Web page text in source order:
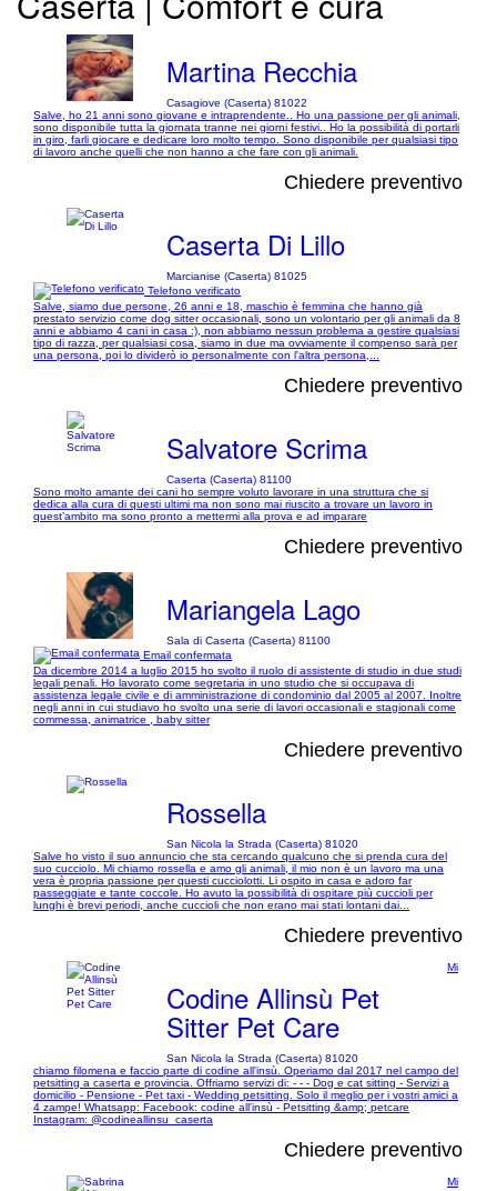
Martina Recchia
Casagiove (Caserta) 81022
Salve, ho 21 anni sono giovane e intraprendente.. Ho una passione per gli animali,
sono disponibile tutta la giornata tranne nei giorni festivi.. Ho la possibilità di portarli
in giro, farli giocare e dedicare loro molto tempo. Sono disponibile per qualsiasi tipo
di lavoro anche quelli che non hanno a che fare con gli animali.
Chiedere preventivo
Caserta Di Lillo
Marcianise (Caserta) 81025
Telefono verificato
Salve, siamo due persone, 26 anni e 18, maschio è femmina che hanno già
prestato servizio come dog sitter occasionali, sono un volontario per gli animali da 8
anni e abbiamo 4 cani in casa :), non abbiamo nessun problema a gestire qualsiasi
tipo di razza, per qualsiasi cosa, siamo in due ma ovviamente il compenso sarà per
una persona, poi lo dividerò io personalmente con l'altra persona,...
Chiedere preventivo
Salvatore Scrima
Caserta (Caserta) 81100
Sono molto amante dei cani ho sempre voluto lavorare in una struttura che si
dedica alla cura di questi ultimi ma non sono mai riuscito a trovare un lavoro in
quest’ambito ma sono pronto a mettermi alla prova e ad imparare
Chiedere preventivo
Mariangela Lago
Sala di Caserta (Caserta) 81100
Email confermata
Da dicembre 2014 a luglio 2015 ho svolto il ruolo di assistente di studio in due studi
legali penali. Ho lavorato come segretaria in uno studio che si occupava di
assistenza legale civile e di amministrazione di condominio dal 2005 al 2007. Inoltre
negli anni in cui studiavo ho svolto una serie di lavori occasionali e stagionali come
commessa, animatrice , baby sitter
Chiedere preventivo
Rossella
San Nicola la Strada (Caserta) 81020
Salve ho visto il suo annuncio che sta cercando qualcuno che si prenda cura del
suo cucciolo. Mi chiamo rossella e amo gli animali, il mio non è un lavoro ma una
vera è propria passione per questi cucciolotti. Li ospito in casa e adoro far
passeggiate e tante coccole. Ho avuto la possibilità di ospitare più cuccioli per
lunghi è brevi periodi, anche cuccioli che non erano mai stati lontani dai...
Chiedere preventivo
Codine Allinsù Pet
Sitter Pet Care
San Nicola la Strada (Caserta) 81020
Mi
chiamo filomena e faccio parte di codine all'insù. Operiamo dal 2017 nel campo del
petsitting a caserta e provincia. Offriamo servizi di: - - - Dog e cat sitting - Servizi a
domicilio - Pensione - Pet taxi - Wedding petsitting. Solo il meglio per i vostri amici a
4 zampe! Whatsapp: Facebook: codine all'insù - Petsitting &amp; petcare
Instagram: @codineallinsu_caserta
Chiedere preventivo
Mi